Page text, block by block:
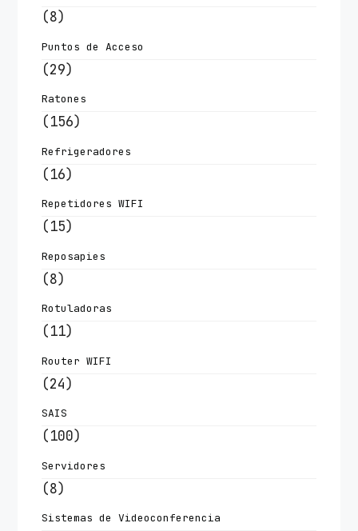
(8)
Puntos de Acceso
(29)
Ratones
(156)
Refrigeradores
(16)
Repetidores WIFI
(15)
Reposapies
(8)
Rotuladoras
(11)
Router WIFI
(24)
SAIS
(100)
Servidores
(8)
Sistemas de Videoconferencia